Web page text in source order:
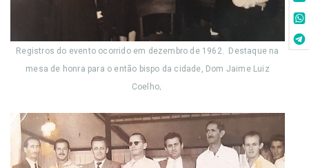
Registros do evento ocorrido em dezembro de 1962. Destaque na
mesa de honra para o então bispo da cidade, Dom Jaime Luiz
Coelho